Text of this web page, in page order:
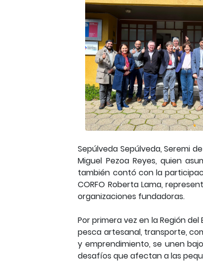
Sepúlveda Sepúlveda, Seremi
Miguel Pezoa Reyes, quien
también contó con la
CORFO Roberta Lama,
organizaciones fundadoras.
Por primera vez en la Región
pesca artesanal, transporte,
y emprendimiento, se unen
desafíos que afectan a las